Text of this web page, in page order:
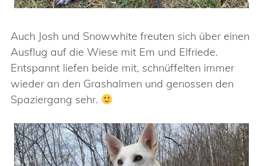
Auch Josh und Snowwhite freuten sich über einen
Ausflug auf die Wiese mit Em und Elfriede.
Entspannt liefen beide mit, schnüffelten immer
wieder an den Grashalmen und genossen den
Spaziergang sehr.